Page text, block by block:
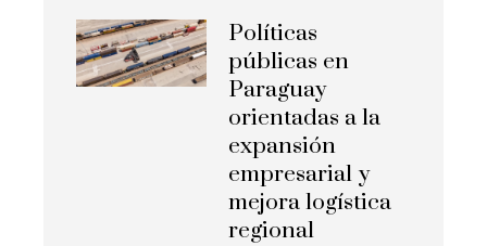
Políticas
públicas en
Paraguay
orientadas a la
expansión
empresarial y
mejora logística
regional